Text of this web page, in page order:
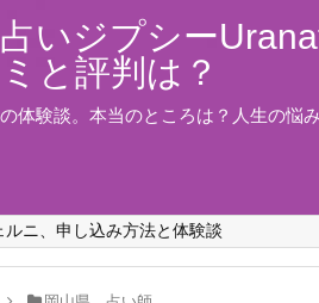
いジプシー
と評判は？
体験談。本当のところは？人生の悩
ルニ、申し込み方法と体験談